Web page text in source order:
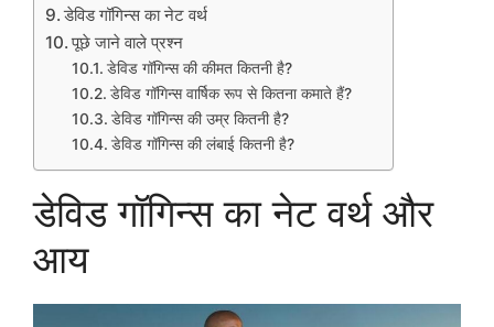
डेविड गॉगिन्स का नेट वर्थ
पूछे जाने वाले प्रश्न
डेविड गॉगिन्स की कीमत कितनी है?
डेविड गॉगिन्स वार्षिक रूप से कितना कमाते हैं?
डेविड गॉगिन्स की उम्र कितनी है?
डेविड गॉगिन्स की लंबाई कितनी है?
डेविड गॉगिन्स का नेट वर्थ और
आय